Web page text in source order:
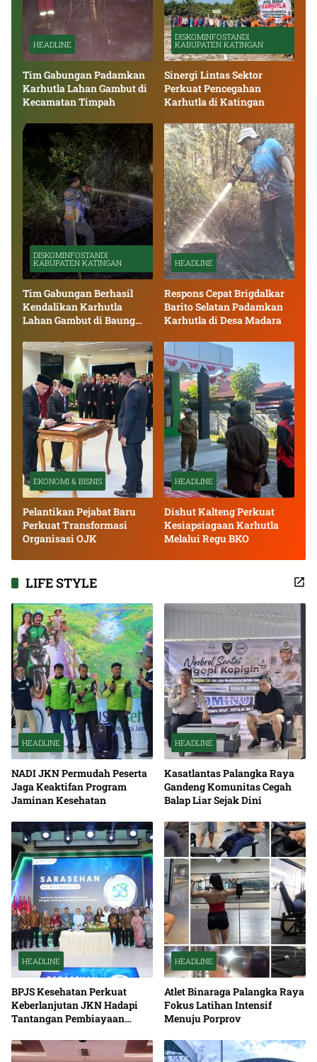
HEADLINE
Tim Gabungan Padamkan
Karhutla Lahan Gambut di
Kecamatan Timpah
DISKOMINFOSTANDI
KABUPATEN KATINGAN
Sinergi Lintas Sektor
Perkuat Pencegahan
Karhutla di Katingan
DISKOMINFOSTANDI
KABUPATEN KATINGAN
Tim Gabungan Berhasil
Kendalikan Karhutla
Lahan Gambut di Baung
HEADLINE
Respons Cepat Brigdalkar
Barito Selatan Padamkan
Karhutla di Desa Madara
EKONOMI & BISNIS
Pelantikan Pejabat Baru
Perkuat Transformasi
Organisasi OJK
HEADLINE
Dishut Kalteng Perkuat
Kesiapsiagaan Karhutla
Melalui Regu BKO
LIFE STYLE
HEADLINE
NADI JKN Permudah Peserta
Jaga Keaktifan Program
Jaminan Kesehatan
HEADLINE
Kasatlantas Palangka Raya
Gandeng Komunitas Cegah
Balap Liar Sejak Dini
HEADLINE
BPJS Kesehatan Perkuat
Keberlanjutan JKN Hadapi
Tantangan Pembiayaan
HEADLINE
Atlet Binaraga Palangka Raya
Fokus Latihan Intensif
Menuju Porprov